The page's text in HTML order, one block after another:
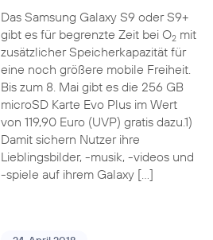
Das Samsung Galaxy S9 oder S9+
gibt es für begrenzte Zeit bei O2mit
zusätzlicher Speicherkapazität für
eine noch größere mobile Freiheit.
Bis zum 8. Mai gibt es die 256 GB
microSD Karte Evo Plus im Wert
von 119,90 Euro (UVP) gratis dazu.1)
Damit sichern Nutzer ihre
Lieblingsbilder, -musik, -videos und
-spiele auf ihrem Galaxy […]